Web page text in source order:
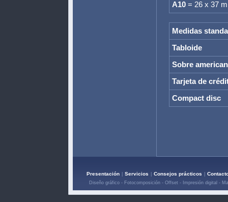
A10 = 26 x 37
Medidas
Tabloide
Sobre
Tarjeta de
Compact disc
Presentación Servicios Consejos prácticos
Diseño gráfico - Fotocomposición - Offset - Impresión digital -